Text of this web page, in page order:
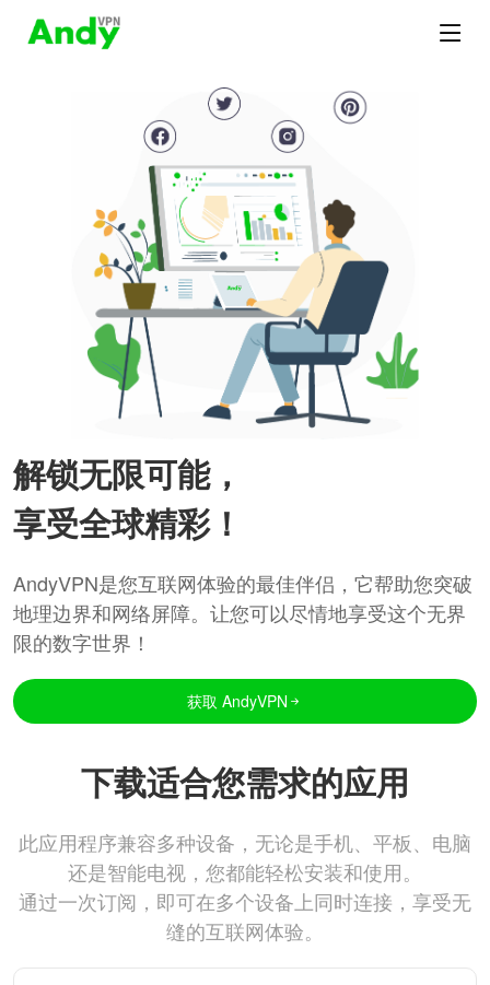
解锁无限可能，
享受全球精彩！
AndyVPN是您互联网体验的最佳伴侣，它帮助您突破
地理边界和网络屏障。让您可以尽情地享受这个无界
限的数字世界！
获取 AndyVPN
下载适合您需求的应用
此应用程序兼容多种设备，无论是手机、平板、电脑
还是智能电视，您都能轻松安装和使用。
通过一次订阅，即可在多个设备上同时连接，享受无
缝的互联网体验。